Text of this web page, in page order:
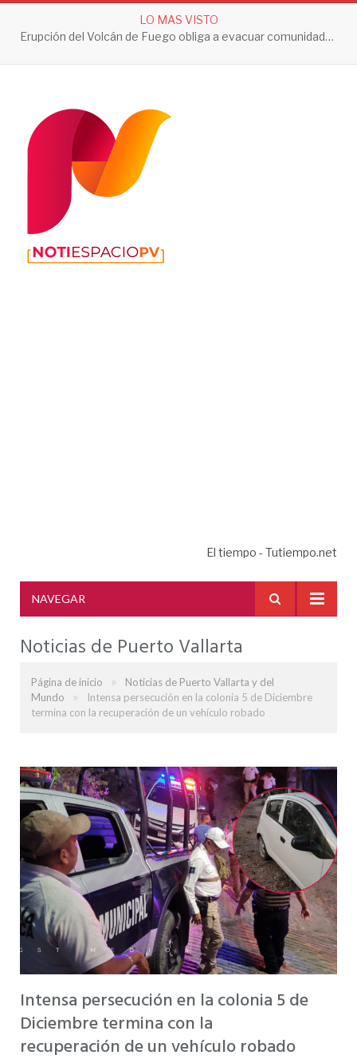
LO MAS VISTO
Jalisco registra sus primeros dos casos de ciclosporiasis; autoridades descartan contagios locales
El tiempo - Tutiempo.net
NAVEGAR
Noticias de Puerto Vallarta
Página de inicio »
Noticias de Puerto Vallarta y del
Mundo
»
Intensa persecución en la colonia 5 de Diciembre
termina con la recuperación de un vehículo robado
Intensa persecución en la colonia 5 de
Diciembre termina con la
recuperación de un vehículo robado